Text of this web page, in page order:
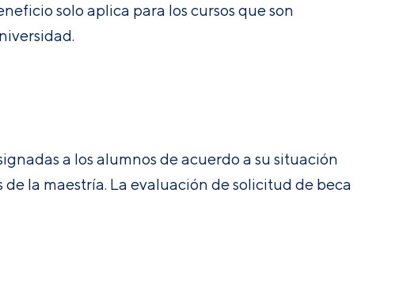
solo aplica para los cursos que son
a los alumnos de acuerdo a su situación
la maestría. La evaluación de solicitud de beca